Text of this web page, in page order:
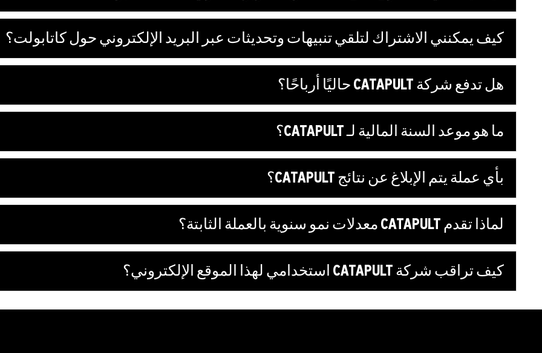
كيف يمكنني الاشتراك لتلقي تنبيهات وتحديثات عبر البريد الإلكتروني حول كاتابولت؟
هل تدفع شركة CATAPULT حاليًا أرباحًا؟
ما هو موعد السنة المالية لـ CATAPULT؟
بأي عملة يتم الإبلاغ عن نتائج CATAPULT؟
لماذا تقدم CATAPULT معدلات نمو سنوية بالعملة الثابتة؟
كيف تراقب شركة CATAPULT استخدامي لهذا الموقع الإلكتروني؟